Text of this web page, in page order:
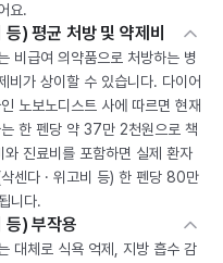
요.
) 평균 처방 및 약제비
비급여 의약품으로 처방하는 병
비가 상이할 수 있습니다. 다이어
노보노디스트 사에 따르면 현재
한 펜당 약 37만 2천원으로 책
진료비를 포함하면 실제 환자
센다 · 위고비 등) 한 펜당 80만
니다.
등) 부작용
대체로 식욕 억제, 지방 흡수 감